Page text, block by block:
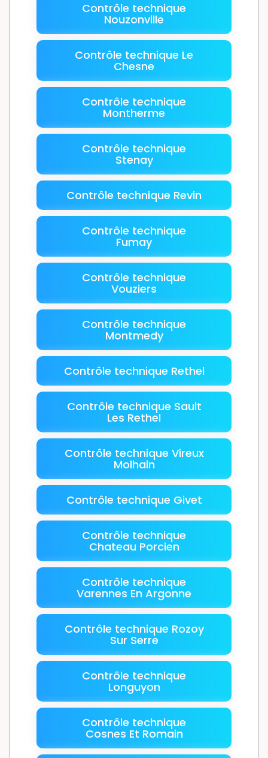
Contrôle technique
Nouzonville
Contrôle technique Le
Chesne
Contrôle technique
Montherme
Contrôle technique
Stenay
Contrôle technique Revin
Contrôle technique
Fumay
Contrôle technique
Vouziers
Contrôle technique
Montmedy
Contrôle technique Rethel
Contrôle technique Sault
Les Rethel
Contrôle technique Vireux
Molhain
Contrôle technique Givet
Contrôle technique
Chateau Porcien
Contrôle technique
Varennes En Argonne
Contrôle technique Rozoy
Sur Serre
Contrôle technique
Longuyon
Contrôle technique
Cosnes Et Romain